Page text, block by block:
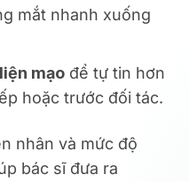
mắt nhanh xuống
mạo để tự tin hơn
hoặc trước đối tác.
nhân và mức độ
bác sĩ đưa ra